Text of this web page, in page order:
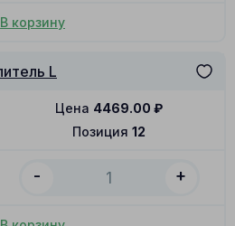
В корзину
L
Позиция 12
Цена 4469.00 ₽
- +